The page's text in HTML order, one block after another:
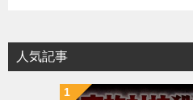
人気記事